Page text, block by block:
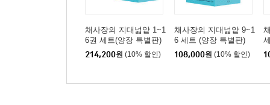
채사장의 지대넓얕 1~1
6권 세트(양장 특별판)
214,200원 (10% 할인)
채사장의 지대넓얕 9~1
6 세트 (양장 특별판)
108,000원 (10% 할인)